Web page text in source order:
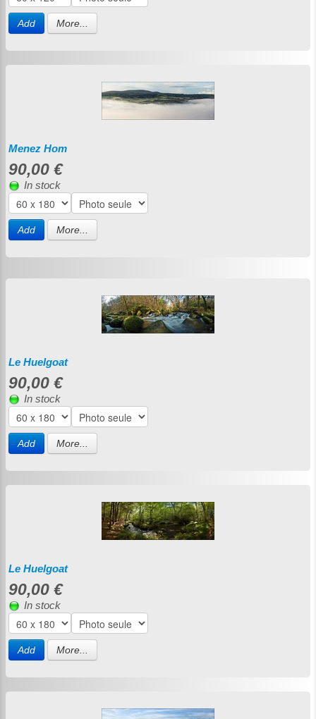
Add More...
Menez Hom
90,00 €
In stock
Add More...
Le Huelgoat
90,00 €
In stock
Add More...
Le Huelgoat
90,00 €
In stock
Add More...